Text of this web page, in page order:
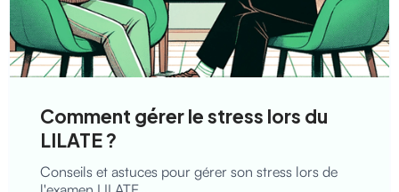
Comment gérer le stress lors du
LILATE ?
Conseils et astuces pour gérer son stress lors de